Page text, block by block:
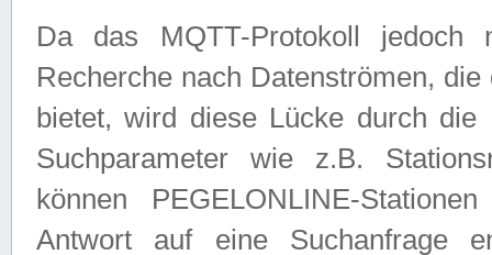
Da das MQTT-Protokoll jedoch
Recherche nach Datenströmen,
bietet, wird diese Lücke durch die
Suchparameter wie z.B.
können PEGELONLINE-
Antwort auf eine Suchanfrage